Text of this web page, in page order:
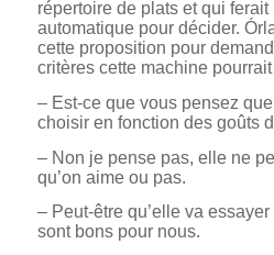
répertoire de plats et qui
automatique pour décider.
cette proposition pour
critères cette machine
– Est-ce que vous pensez
choisir en fonction des goûts
– Non je pense pas, elle ne
qu’on aime ou pas.
– Peut-être qu’elle va
sont bons pour nous.